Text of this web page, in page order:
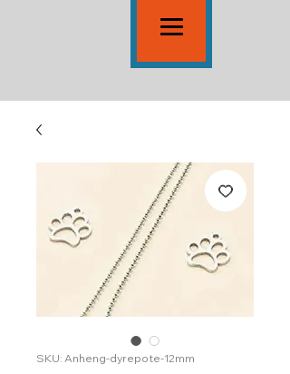
SKU: Anheng-dyrepote-12mm